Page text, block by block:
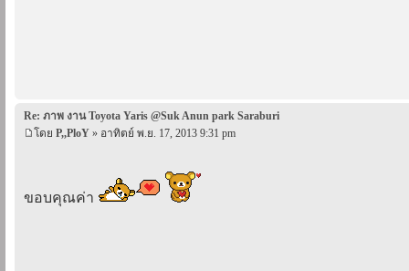
Re: ภาพ งาน Toyota Yaris @Suk Anun park Saraburi
โดย P,,PloY » อาทิตย์ พ.ย. 17, 2013 9:31 pm
ขอบคุณค่า